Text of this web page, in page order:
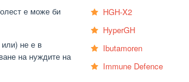
е може би
не е в
на нуждите на
HGH-X2
HyperGH
Ibutamoren
Immune Defence